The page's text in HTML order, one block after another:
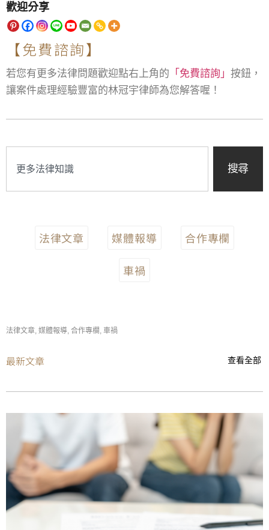
歡迎分享
【免費諮詢】
若您有更多法律問題歡迎點右上角的 「免費諮詢」 按鈕，
讓案件處理經驗豐富的林冠宇律師為您解答喔！
搜尋
法律文章 媒體報導 合作專欄
車禍
法律文章, 媒體報導, 合作專欄 , 車禍
最新文章 查看全部